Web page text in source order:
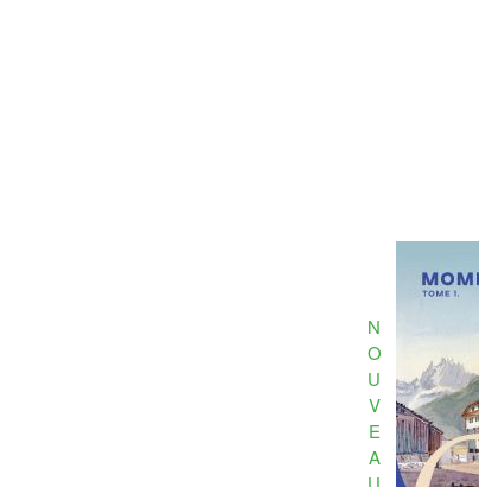
N
O
U
V
E
A